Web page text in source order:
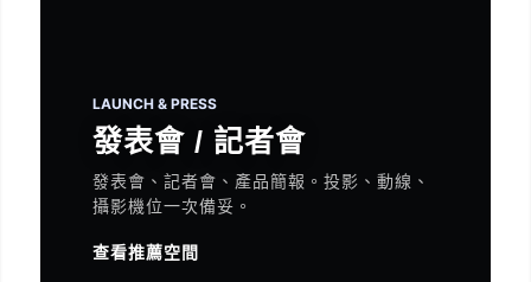
LAUNCH & PRESS
發表會 / 記者會
發表會、記者會、產品簡報。投影、動線、
攝影機位一次備妥。
查看推薦空間